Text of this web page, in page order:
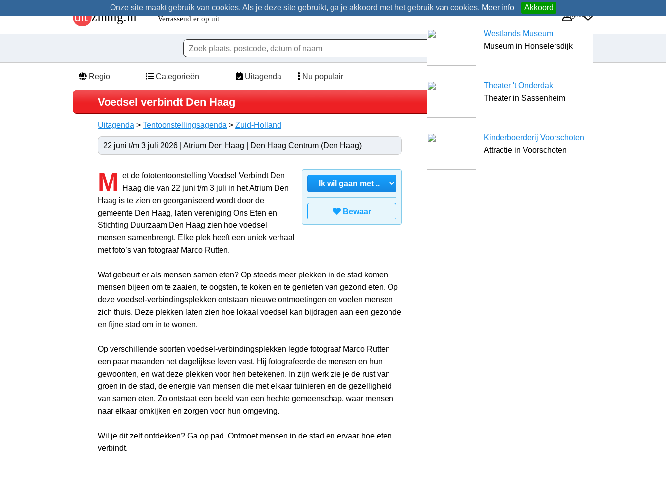
Onze site maakt gebruik van cookies. Als je deze site gebruikt, ga je akkoord met het gebruik van cookies. Meer info Akkoord
Regio Categorieën Uitagenda Nu populair
Voedsel verbindt Den Haag
Uitagenda > Tentoonstellingsagenda > Zuid-Holland
22 juni t/m 3 juli 2026 | Atrium Den Haag | Den Haag Centrum (Den Haag)
Bewaar
M
et de fototentoonstelling Voedsel Verbindt Den
Haag die van 22 juni t/m 3 juli in het Atrium Den
Haag is te zien en georganiseerd wordt door de
gemeente Den Haag, laten vereniging Ons Eten en
Stichting Duurzaam Den Haag zien hoe voedsel
mensen samenbrengt. Elke plek heeft een uniek verhaal
met foto’s van fotograaf Marco Rutten.
Wat gebeurt er als mensen samen eten? Op steeds meer plekken in de stad komen
mensen bijeen om te zaaien, te oogsten, te koken en te genieten van gezond eten. Op
deze voedsel-verbindingsplekken ontstaan nieuwe ontmoetingen en voelen mensen
zich thuis. Deze plekken laten zien hoe lokaal voedsel kan bijdragen aan een gezonde
en fijne stad om in te wonen.
Op verschillende soorten voedsel-verbindingsplekken legde fotograaf Marco Rutten
een paar maanden het dagelijkse leven vast. Hij fotografeerde de mensen en hun
gewoonten, en wat deze plekken voor hen betekenen. In zijn werk zie je de rust van
groen in de stad, de energie van mensen die met elkaar tuinieren en de gezelligheid
van samen eten. Zo ontstaat een beeld van een hechte gemeenschap, waar mensen
naar elkaar omkijken en zorgen voor hun omgeving.
Wil je dit zelf ontdekken? Ga op pad. Ontmoet mensen in de stad en ervaar hoe eten
verbindt.
Uitgelicht
Westlands Museum
Museum in Honselersdijk
Theater 't Onderdak
Theater in Sassenheim
Kinderboerderij Voorschoten
Attractie in Voorschoten